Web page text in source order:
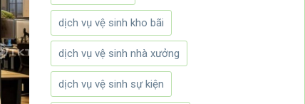
dịch vụ vệ sinh kho bãi
dịch vụ vệ sinh nhà xưởng
dịch vụ vệ sinh sự kiện